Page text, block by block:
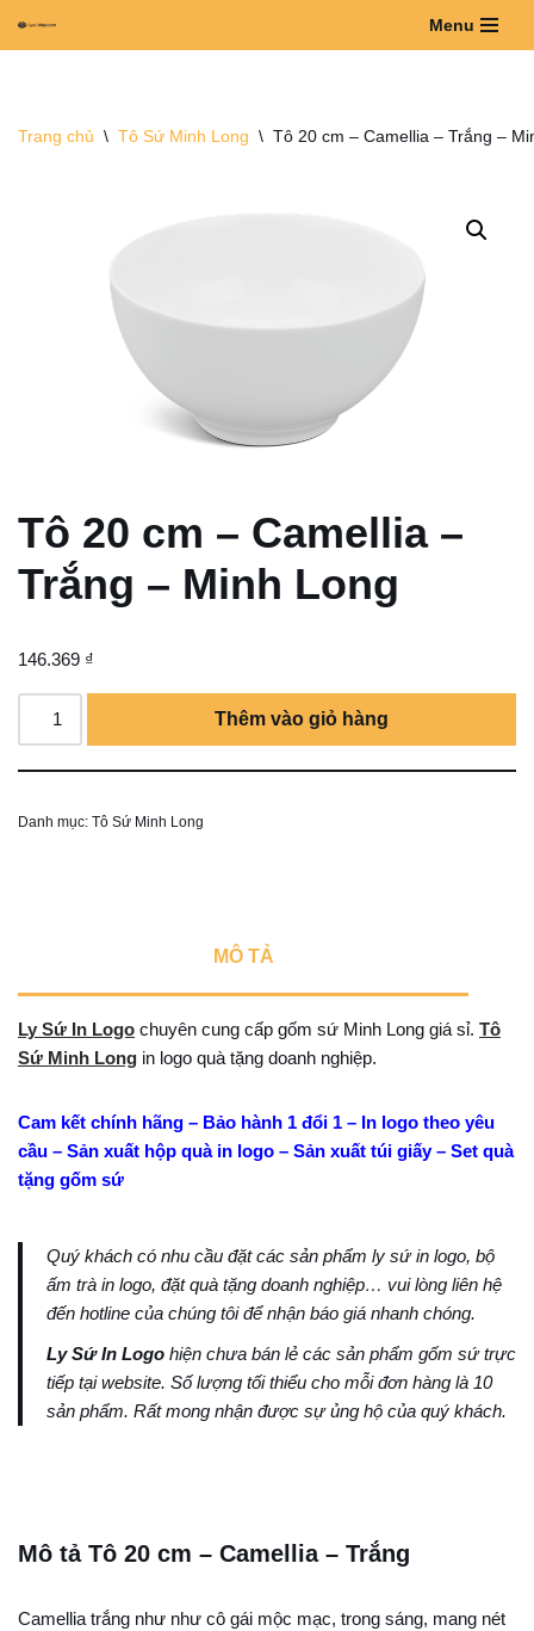
dung
Menu
Trang chủ \ Tô Sứ Minh Long \ Tô 20 cm – Camellia – Trắng –
Tô 20 cm – Camellia –
Trắng – Minh Long
146.369 ₫
Thêm vào giỏ hàng
Danh mục: Tô Sứ Minh Long
MÔ TẢ
Ly Sứ In Logo chuyên cung cấp gốm sứ Minh Long giá sỉ. Tô
Sứ Minh Long in logo quà tặng doanh nghiệp.
Cam kết chính hãng – Bảo hành 1 đổi 1 – In logo theo yêu
cầu – Sản xuất hộp quà in logo – Sản xuất túi giấy – Set quà
tặng gốm sứ
Quý khách có nhu cầu đặt các sản phẩm ly sứ in logo, bộ
ấm trà in logo, đặt quà tặng doanh nghiệp… vui lòng liên hệ
đến hotline của chúng tôi để nhận báo giá nhanh chóng.
Ly Sứ In Logo hiện chưa bán lẻ các sản phẩm gốm sứ trực
tiếp tại website. Số lượng tối thiểu cho mỗi đơn hàng là 10
sản phẩm. Rất mong nhận được sự ủng hộ của quý khách.
Mô tả Tô 20 cm – Camellia – Trắng
Camellia trắng như như cô gái mộc mạc, trong sáng, mang nét